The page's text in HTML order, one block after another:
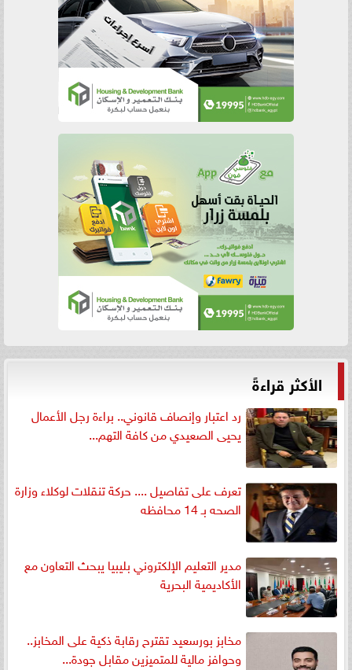
الأكثر قراءةً
رد اعتبار وإنصاف قانوني.. براءة رجل الأعمال
يحيى الصعيدي من كافة التهم...
تعرف على تفاصيل .... حركة تنقلات لوكلاء وزارة
الصحه بـ 14 محافظه
مدير التعليم الإلكتروني بليبيا يبحث التعاون مع
الأكاديمية البحرية
مخابز بورسعيد تقترح رقابة ذكية على المخابز..
وحوافز مالية للمتميزين مقابل جودة...